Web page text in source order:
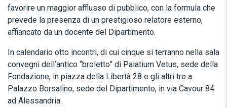
favorire un maggior afflusso di pubblico, con la formula che
prevede la presenza di un prestigioso relatore esterno,
affiancato da un docente del Dipartimento.
In calendario otto incontri, di cui cinque si terranno nella sala
convegni dell’antico “broletto” di Palatium Vetus, sede della
Fondazione, in piazza della Libertà 28 e gli altri tre a
Palazzo Borsalino, sede del Dipartimento, in via Cavour 84
ad Alessandria.